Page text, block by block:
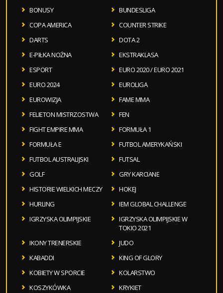
BONUSY
BUNDESLIGA
COPA AMERICA
COUNTER STRIKE
DARTS
DOTA 2
E-PIŁKA NOŻNA
EKSTRAKLASA
ESPORT
EURO 2020 / EURO 2021
EURO 2024
EUROLIGA
EUROWIZJA
FAME MMA
FELIETON MISTRZOSTWA
FEN
FIGHT EMPIRE MMA
FORMUŁA 1
FORMUŁA E
FUTBOL AMERYKAŃSKI
FUTBOL AUSTRALIJSKI
FUTSAL
GOLF
GRY KARCIANE
HISTORIE WIELKICH MECZY
HOKEJ
HURLING
IEM GLOBAL CHALLENGE
IGRZYSKA OLIMPIJSKIE
IGRZYSKA OLIMPIJSKIE W
TOKIO 2021
IKONY TRENERSKIE
JUDO
KABADDI
KING OF GLORY
KOBIETY W SPORCIE
KOLARSTWO
KOSZYKÓWKA
KRYKIET